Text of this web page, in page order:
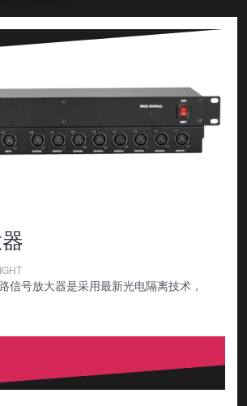
信号放大器是采用最新光电隔离技术，